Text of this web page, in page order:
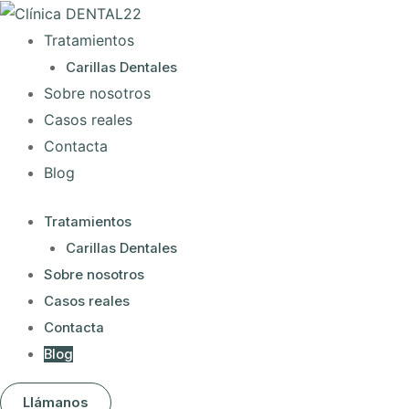
Ir
contenido
Tratamientos
Carillas Dentales
Sobre nosotros
Casos reales
Contacta
Blog
Tratamientos
Carillas Dentales
Sobre nosotros
Casos reales
Contacta
Blog
Llámanos